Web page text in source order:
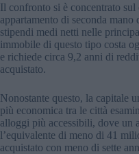
Il confronto si è concentrato
appartamento di seconda
stipendi medi netti nelle
immobile di questo tipo costa
e richiede circa 9,2 anni di
acquistato.
Nonostante questo, la capitale
più economica tra le città
alloggi più accessibili, dove un
l’equivalente di meno di 41
acquistato con meno di sette